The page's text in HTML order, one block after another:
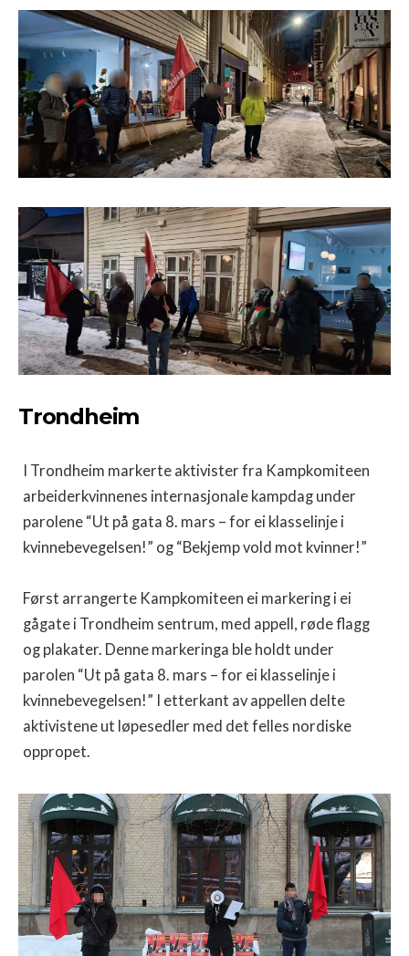
Trondheim
I Trondheim markerte aktivister fra Kampkomiteen
arbeiderkvinnenes internasjonale kampdag under
parolene “Ut på gata 8. mars – for ei klasselinje i
kvinnebevegelsen!” og “Bekjemp vold mot kvinner!”
Først arrangerte Kampkomiteen ei markering i ei
gågate i Trondheim sentrum, med appell, røde flagg
og plakater. Denne markeringa ble holdt under
parolen “Ut på gata 8. mars – for ei klasselinje i
kvinnebevegelsen!” I etterkant av appellen delte
aktivistene ut løpesedler med det felles nordiske
oppropet.